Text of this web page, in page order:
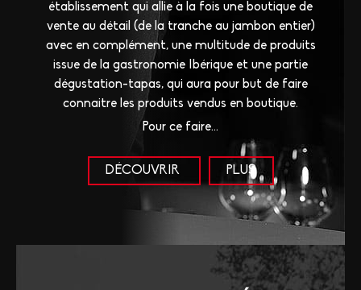
établissement qui allie à la fois une boutique de
vente au détail (de la tranche au jambon entier)
avec en complément, une multitude de produits
issue de la gastronomie Ibérique et une partie
dégustation-tapas, qui aura pour but de faire
connaitre les produits vendus en boutique.
Pour ce faire…
DÉCOUVRIR PLUS